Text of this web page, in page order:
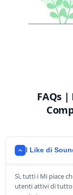
FAQs
I Like di
Sì, tutti i Mi piace
utenti attivi di tutto